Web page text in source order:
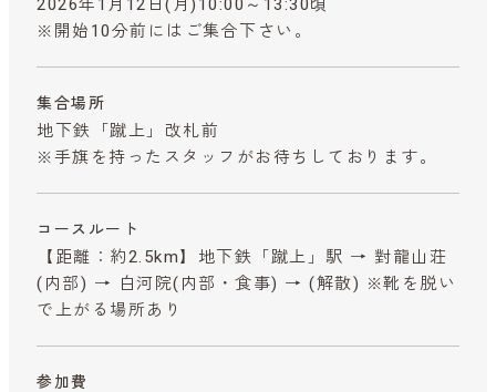
2026年1月12日(月)10:00～13:30頃
※開始10分前にはご集合下さい。
集合場所
地下鉄「蹴上」改札前
※手旗を持ったスタッフがお待ちしております。
コースルート
【距離：約2.5km】地下鉄「蹴上」駅 → 對龍山荘
(内部) → 白河院(内部・食事) → (解散) ※靴を脱い
で上がる場所あり
参加費